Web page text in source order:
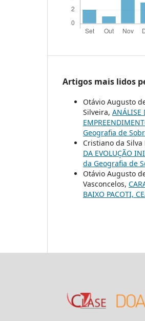
Artigos mais lidos
Otávio Augusto
Silveira, ANÁLISE
Geografia de
Cristiano da
DA EVOLUÇÃO
da Geografia de
Otávio Augusto
Vasconcelos,
BAIXO PACOTI,